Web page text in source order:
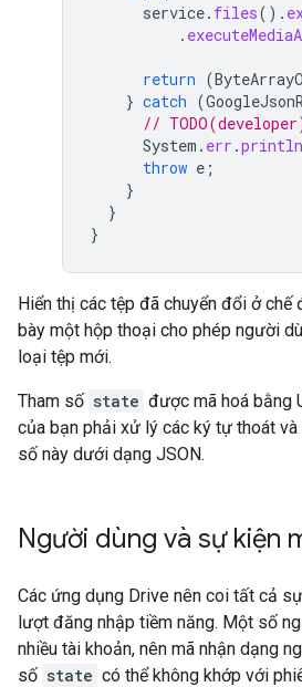
service. files().
.
return (
} catch (
//
System . err .println
throw e ;
}
}
}
Hiển thị các tệp đã chuyển đổi ở
bày một hộp thoại cho phép người
loại tệp mới.
Tham số state được mã hoá bằng
của bạn phải xử lý các ký tự thoát và
số này dưới dạng JSON.
Người dùng và sự kiện
Các ứng dụng Drive nên coi tất cả
lượt đăng nhập tiềm năng. Một số
nhiều tài khoản, nên mã nhận dạng
số state có thể không khớp với